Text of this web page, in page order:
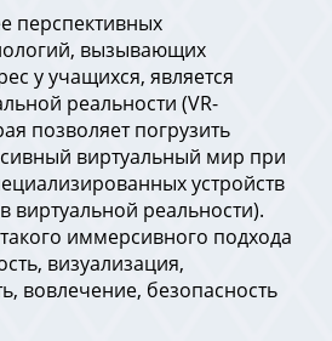
перспективных
вызывающих
у учащихся, является
реальности (VR-
позволяет погрузить
виртуальный мир при
устройств
реальности).
иммерсивного подхода
визуализация,
вовлечение, безопасность